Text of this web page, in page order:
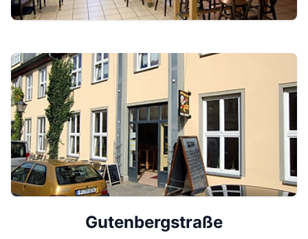
Gutenbergstraße